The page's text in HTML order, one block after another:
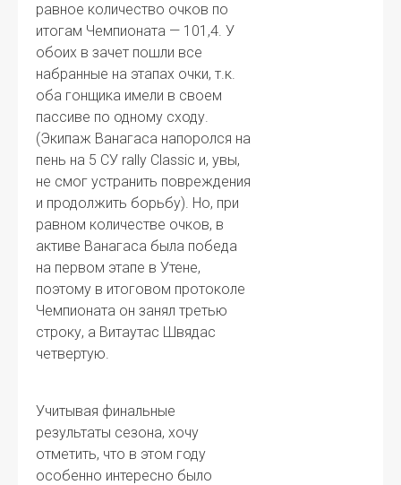
равное количество очков по
итогам Чемпионата — 101,4. У
обоих в зачет пошли все
набранные на этапах очки, т.к.
оба гонщика имели в своем
пассиве по одному сходу.
(Экипаж Ванагаса напоролся на
пень на 5 СУ rally Classic и, увы,
не смог устранить повреждения
и продолжить борьбу). Но, при
равном количестве очков, в
активе Ванагаса была победа
на первом этапе в Утене,
поэтому в итоговом протоколе
Чемпионата он занял третью
строку, а Витаутас Швядас
четвертую.
Учитывая финальные
результаты сезона, хочу
отметить, что в этом году
особенно интересно было